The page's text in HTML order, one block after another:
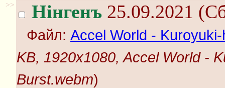
>> Нінгенъ 25.09.2021
Файл: Accel World -
KB, 1920x1080, Accel World -
Burst.webm)